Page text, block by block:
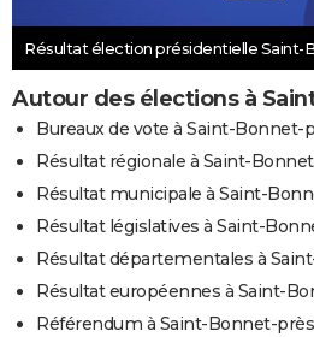
Résultat élection présidentielle Saint-
Autour des élections à
Bureaux de vote à Saint-Bonnet-
Résultat régionale à Saint-
Résultat municipale à Saint-
Résultat législatives à Saint-
Résultat départementales à
Résultat européennes à Saint-
Référendum à Saint-Bonnet-